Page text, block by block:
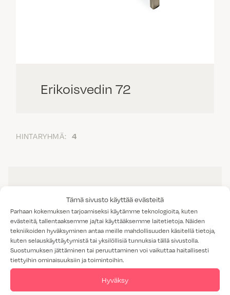
Tämä sivusto käyttää evästeitä
Parhaan kokemuksen tarjoamiseksi käytämme teknologioita, kuten
evästeitä, tallentaaksemme ja/tai käyttääksemme laitetietoja. Näiden
tekniikoiden hyväksyminen antaa meille mahdollisuuden käsitellä tietoja,
kuten selauskäyttäytymistä tai yksilöllisiä tunnuksia tällä sivustolla.
Suostumuksen jättäminen tai peruuttaminen voi vaikuttaa haitallisesti
tiettyihin ominaisuuksiin ja toimintoihin.
Hyväksy
Erikoisvedin 72
HINTARYHMÄ: 4
TUOTTEET
TILAT